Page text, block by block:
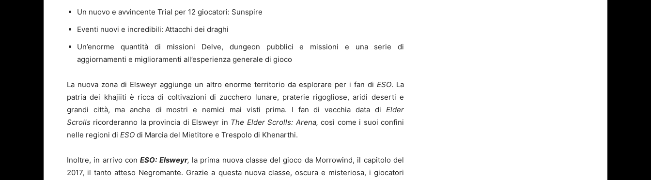
Un nuovo e avvincente Trial per 12 giocatori: Sunspire
Eventi nuovi e incredibili: Attacchi dei draghi
Un’enorme quantità di missioni Delve, dungeon pubblici e missioni e una serie di
aggiornamenti e miglioramenti all’esperienza generale di gioco
La nuova zona di Elsweyr aggiunge un altro enorme territorio da esplorare per i fan di ESO. La
patria dei khajiiti è ricca di coltivazioni di zucchero lunare, praterie rigogliose, aridi deserti e
grandi città, ma anche di mostri e nemici mai visti prima. I fan di vecchia data di Elder
Scrolls ricorderanno la provincia di Elsweyr in The Elder Scrolls: Arena,così come i suoi confini
nelle regioni di ESO di Marcia del Mietitore e Trespolo di Khenarthi.
Inoltre, in arrivo conESO: Elsweyr, la prima nuova classe del gioco da Morrowind, il capitolo del
2017, il tanto atteso Negromante. Grazie a questa nuova classe, oscura e misteriosa, i giocatori